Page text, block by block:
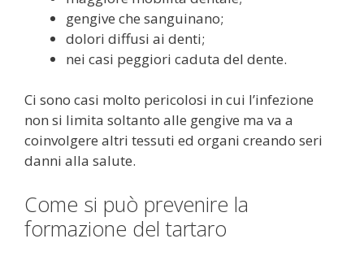
gengive che sanguinano;
dolori diffusi ai denti;
nei casi peggiori caduta del dente.
Ci sono casi molto pericolosi in cui l’infezione
non si limita soltanto alle gengive ma va a
coinvolgere altri tessuti ed organi creando seri
danni alla salute.
Come si può prevenire la
formazione del tartaro